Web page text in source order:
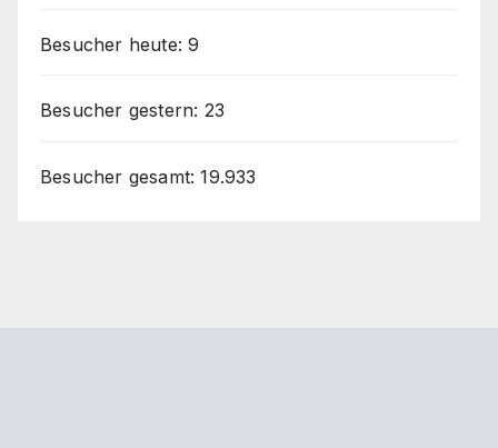
Besucher heute:9
Besucher gestern: 23
Besucher gesamt:19.933